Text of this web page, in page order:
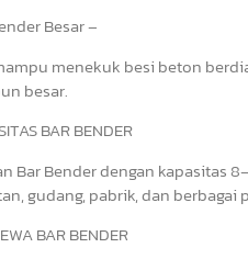
Besar –
menekuk besi beton
besar.
BAR BENDER
Bar Bender dengan kapasitas
gudang, pabrik, dan
BAR BENDER